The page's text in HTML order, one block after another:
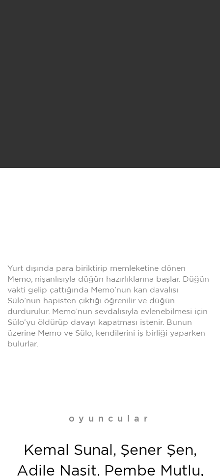
Yurt dışında para biriktirip memleketine dönen
Memo, nişanlısıyla düğün hazırlıklarına başlar. Düğün
vakti gelip çattığında Memo’nun kan davalısı
Sülo’nun hapisten çıktığı öğrenilir ve düğün
durdurulur. Memo’nun sevdalısıyla evlenebilmesi için
Sülo’yu öldürüp davayı kapatması istenir. Bunun
üzerine Memo ve Sülo, kendilerini iş birliği yaparken
bulurlar.
oyuncular
Kemal Sunal, Şener Şen,
Adile Naşit, Pembe Mutlu,